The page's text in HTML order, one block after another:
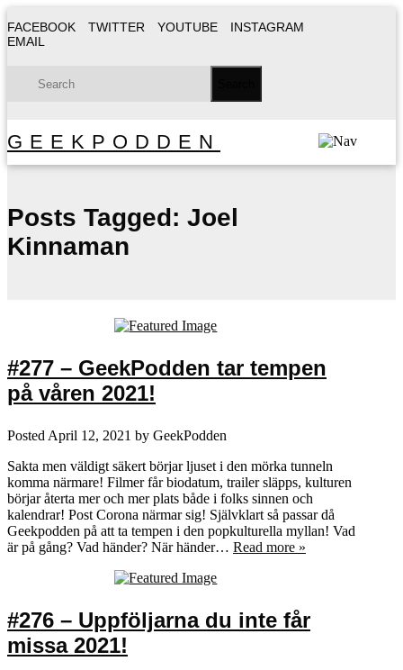
FACEBOOK TWITTER YOUTUBE
INSTAGRAM
EMAIL
GEEKPODDEN
Posts Tagged: Joel
Kinnaman
#277 – GeekPodden tar tempen
på våren 2021!
Posted April 12, 2021 by GeekPodden
Sakta men väldigt säkert börjar ljuset i den mörka tunneln
komma närmare! Filmer får biodatum, trailer släpps, kulturen
börjar återta mer och mer plats både i folks sinnen och
kalendrar! Post Corona närmar sig! Självklart så passar då
Geekpodden på att ta tempen i den popkulturella myllan! Vad
är på gång? Vad händer? När händer… Read more »
#276 – Uppföljarna du inte får
missa 2021!